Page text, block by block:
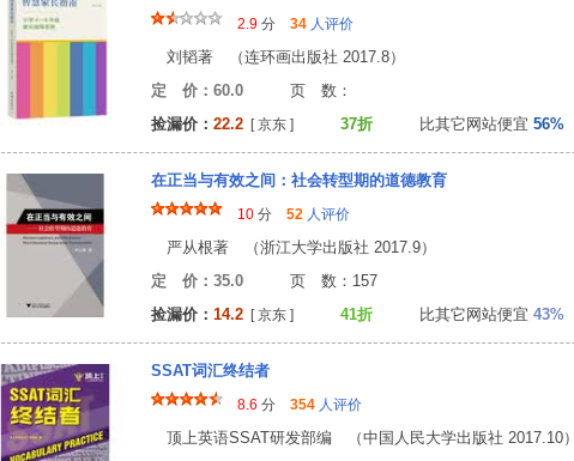
2.9 分 34 人评价
刘韬著 （连环画出版社 2017.8）
定 价：60.0 页 数：
捡漏价： 22.2 [ 京东 ] 37折 比其它网站便宜 56%
在正当与有效之间：社会转型期的道德教育
10 分 52 人评价
严从根著 （浙江大学出版社 2017.9）
定 价：35.0 页 数：157
捡漏价： 14.2 [ 京东 ] 41折 比其它网站便宜 43%
SSAT词汇终结者
8.6 分 354 人评价
顶上英语SSAT研发部编 （中国人民大学出版社 2017.10）